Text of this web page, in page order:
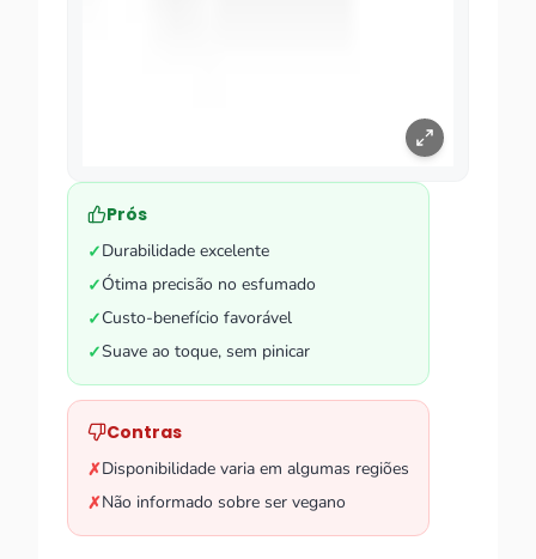
Prós
✓Durabilidade excelente
✓Ótima precisão no esfumado
✓Custo-benefício favorável
✓Suave ao toque, sem pinicar
Contras
✗Disponibilidade varia em algumas regiões
✗Não informado sobre ser vegano